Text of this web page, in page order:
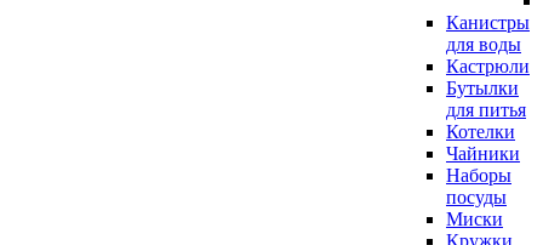
Канистры
для воды
Кастрюли
Бутылки
для питья
Котелки
Чайники
Наборы
посуды
Миски
Кружки